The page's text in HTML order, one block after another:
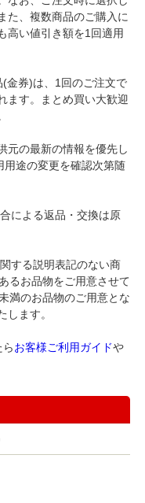
た、複数商品のご購入に
高い値引き額を1回適用
金券)は、1回のご注文で
ます。まとめ買い大歓迎
の最新の情報を優先し
用途の変更を確認次第随
による返品・交換は原
する説明表記のない商
るお品物をご用意させて
満のお品物のご用意とな
ます。
お客様ご利用ガイドや